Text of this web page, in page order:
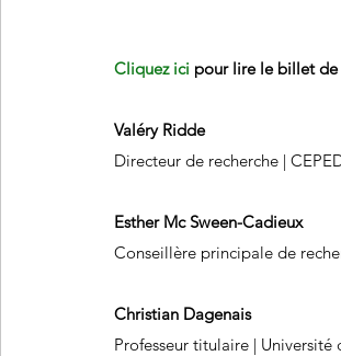
Cliquez ici pour lire le billet
Valéry Ridde
Directeur de recherche |
Esther Mc Sween-Cadieux
Conseillère principale de
Christian Dagenais
Professeur titulaire | Université